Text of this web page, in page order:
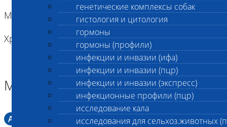
генетические комплексы собак
гистология и цитология
гормоны
гормоны (профили)
инфекции и инвазии (ифа)
инфекции и инвазии (пцр)
инфекции и инвазии (экспресс)
инфекционные профили (пцр)
исследование кала
исследования для сельхоз.животных
Минимальный объем - 0,5- 1 мл
Хранение пробы: при +2-+8⁰С
Материал
A Мазок в пробирку со средой Кери-Блера